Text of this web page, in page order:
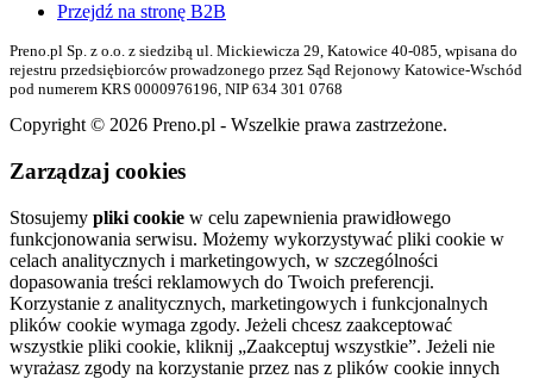
Przejdź na stronę B2B
Preno.pl Sp. z o.o. z siedzibą ul. Mickiewicza 29, Katowice 40-085, wpisana do
rejestru przedsiębiorców prowadzonego przez Sąd Rejonowy Katowice-Wschód
pod numerem KRS 0000976196, NIP 634 301 0768
Copyright © 2026 Preno.pl - Wszelkie prawa zastrzeżone.
Zarządzaj cookies
Stosujemy pliki cookie w celu zapewnienia prawidłowego
funkcjonowania serwisu. Możemy wykorzystywać pliki cookie w
celach analitycznych i marketingowych, w szczególności
dopasowania treści reklamowych do Twoich preferencji.
Korzystanie z analitycznych, marketingowych i funkcjonalnych
plików cookie wymaga zgody. Jeżeli chcesz zaakceptować
wszystkie pliki cookie, kliknij „Zaakceptuj wszystkie”. Jeżeli nie
wyrażasz zgody na korzystanie przez nas z plików cookie innych